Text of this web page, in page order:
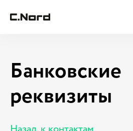
Банковские
реквизиты